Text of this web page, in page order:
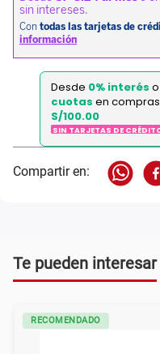
Desde 0% interés
cuotas en
S/100.00
SIN TARJETAS DE
Te pueden interesar
RECOMENDADO